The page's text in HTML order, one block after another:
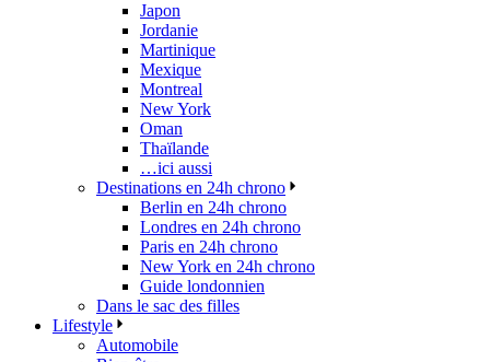
Japon
Jordanie
Martinique
Mexique
Montreal
New York
Oman
Thaïlande
…ici aussi
Destinations en 24h chrono
Berlin en 24h chrono
Londres en 24h chrono
Paris en 24h chrono
New York en 24h chrono
Guide londonnien
Dans le sac des filles
Lifestyle
Automobile